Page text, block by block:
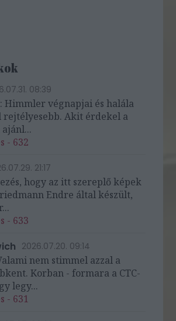
08:39
Himmler végnapjai és halála
rejtélyesebb. Akit érdekel a
- 632
21:17
hogy az itt szereplő képek
Endre által készült,
- 633
2026.07.20. 09:14
nem stimmel azzal a
Korban - formara a CTC-
legy...
- 631